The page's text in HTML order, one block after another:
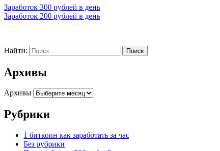
Заработок 300 рублей в день
Заработок 200 рублей в день
Найти:
Архивы
Архивы
Рубрики
1 биткоин как заработать за час
Без рубрики